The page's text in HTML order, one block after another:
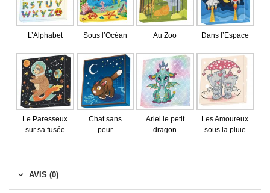
L’Alphabet Sous l’Océan Au Zoo Dans l’Espace
Le Paresseux
sur sa fusée
Chat sans
peur
Ariel le petit
dragon
Les Amoureux
sous la pluie
AVIS (0)